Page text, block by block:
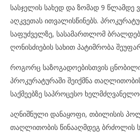
სასჯელის სახედ და ზომად 9 წლამდე
აღკვეთას ითვალისწინებს.
საფუძველზე, სასამართლომ
ღონისძიების სახით პატიმრობა
როგორც საზოგადოებისთვის
პროკურატურაში შეიქმნა
საქმეებზე საპროცესო
აღნიშნული დანაყოფი, თბილისის
თაღლითობის წინააღმდეგ ბრძოლის